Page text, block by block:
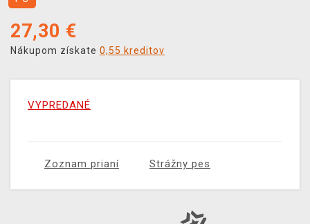
27,30 €
Nákupom získate 0,55 kreditov
VYPREDANÉ
Zoznam prianí Strážny pes